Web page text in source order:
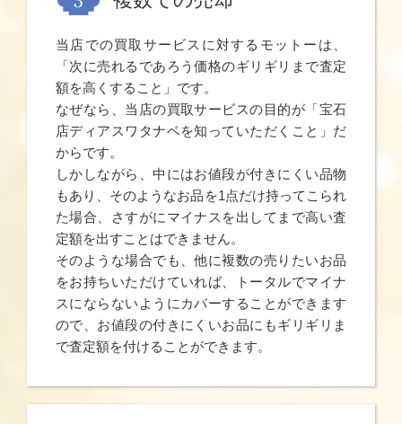
当店での買取サービスに対するモットーは、
「次に売れるであろう価格のギリギリまで査定
額を高くすること」です。
なぜなら、当店の買取サービスの目的が「宝石
店ディアスワタナベを知っていただくこと」だ
からです。
しかしながら、中にはお値段が付きにくい品物
もあり、そのようなお品を1点だけ持ってこられ
た場合、さすがにマイナスを出してまで高い査
定額を出すことはできません。
そのような場合でも、他に複数の売りたいお品
をお持ちいただけていれば、トータルでマイナ
スにならないようにカバーすることができます
ので、お値段の付きにくいお品にもギリギリま
で査定額を付けることができます。